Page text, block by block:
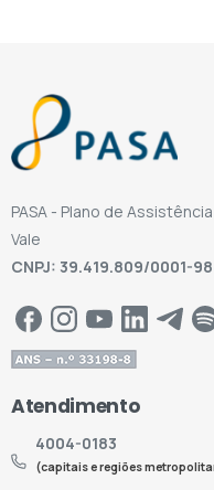
PASA - Plano de
Vale
CNPJ: 39.419.809/0001-98
Atendimento
4004-0183
(capitais e regiões